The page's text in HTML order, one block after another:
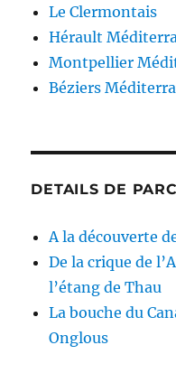
Le Clermontais
Hérault
Montpellier
Béziers
DETAILS DE
A la découverte
De la crique de
l’étang de Thau
La bouche du
Onglous